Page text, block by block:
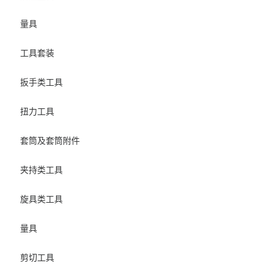
量具
工具套装
扳手类工具
扭力工具
套筒及套筒附件
夹持类工具
旋具类工具
量具
剪切工具